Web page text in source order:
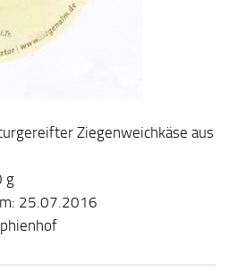
Ziegenweichkäse aus
g
25.07.2016